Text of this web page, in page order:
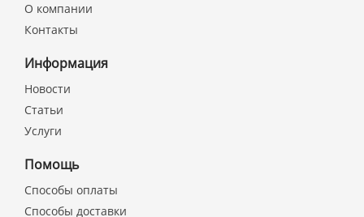
О компании
Контакты
Информация
Новости
Статьи
Услуги
Помощь
Способы оплаты
Способы доставки